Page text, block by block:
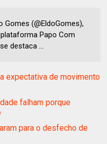
Gomes (@EldoGomes),
Papo Com
destaca ...
expectativa de movimento
falham porque
para o desfecho de